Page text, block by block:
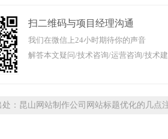
扫二维码与项目经理沟通
我们在微信上24小时期待你的声音
解答本文疑问/技术咨询/运营咨询/技术
：昆山网站制作公司网站标题优化的几点